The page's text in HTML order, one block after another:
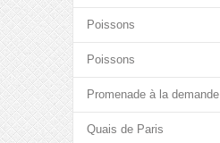
Poissons
Poissons
Promenade à la demande
Quais de Paris